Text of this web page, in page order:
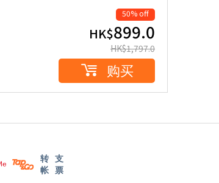
50% off
HK$899.0
HK$1,797.0
购买
转
帐
支
票